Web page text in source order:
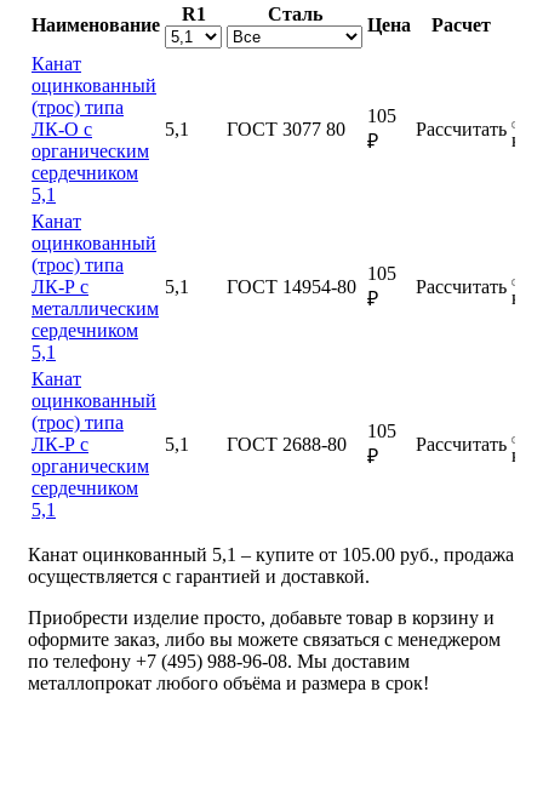
Наименование
R1 Сталь
Цена
Расчет
Канат
оцинкованный
(трос) типа
ЛК-О с
органическим
сердечником
5,1
5,1 ГОСТ 3077 80
105
₽
Рассчитать
Канат
оцинкованный
(трос) типа
ЛК-Р с
металлическим
сердечником
5,1
5,1 ГОСТ 14954-80
105
₽
Рассчитать
Канат
оцинкованный
(трос) типа
ЛК-Р с
органическим
сердечником
5,1
5,1 ГОСТ 2688-80
105
₽
Рассчитать
Канат оцинкованный 5,1 – купите от 105.00 руб., продажа
осуществляется с гарантией и доставкой.
Приобрести изделие просто, добавьте товар в корзину и
оформите заказ, либо вы можете связаться с менеджером
по телефону +7 (495) 988-96-08. Мы доставим
металлопрокат любого объёма и размера в срок!